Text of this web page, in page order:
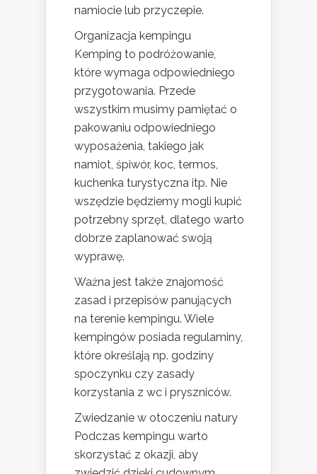
namiocie lub przyczepie.
Organizacja kempingu
Kemping to podróżowanie,
które wymaga odpowiedniego
przygotowania. Przede
wszystkim musimy pamiętać o
pakowaniu odpowiedniego
wyposażenia, takiego jak
namiot, śpiwór, koc, termos,
kuchenka turystyczna itp. Nie
wszędzie będziemy mogli kupić
potrzebny sprzęt, dlatego warto
dobrze zaplanować swoją
wyprawę.
Ważna jest także znajomość
zasad i przepisów panujących
na terenie kempingu. Wiele
kempingów posiada regulaminy,
które określają np. godziny
spoczynku czy zasady
korzystania z wc i pryszniców.
Zwiedzanie w otoczeniu natury
Podczas kempingu warto
skorzystać z okazji, aby